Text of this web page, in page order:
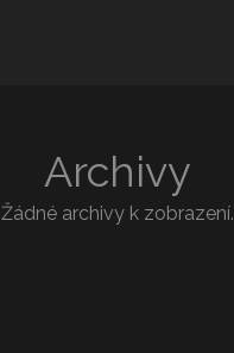
Archivy
Žádné archivy k zobrazení.